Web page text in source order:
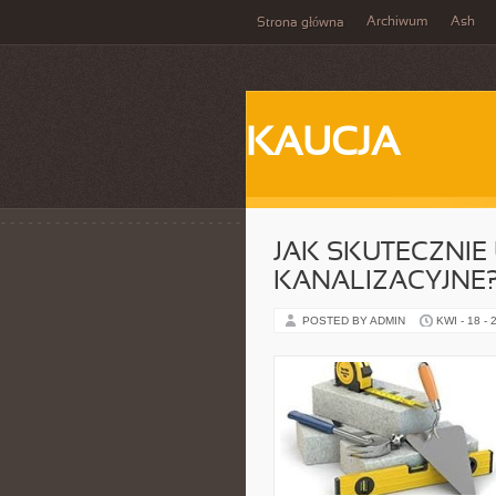
Strona główna Archiwum Ash
KAUCJA
JAK SKUTECZNIE
POSTED BY ADMIN KWI - 18 -